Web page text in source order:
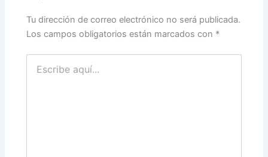
Tu dirección de correo electrónico no será publicada.
Los campos obligatorios están marcados con *
aquí...